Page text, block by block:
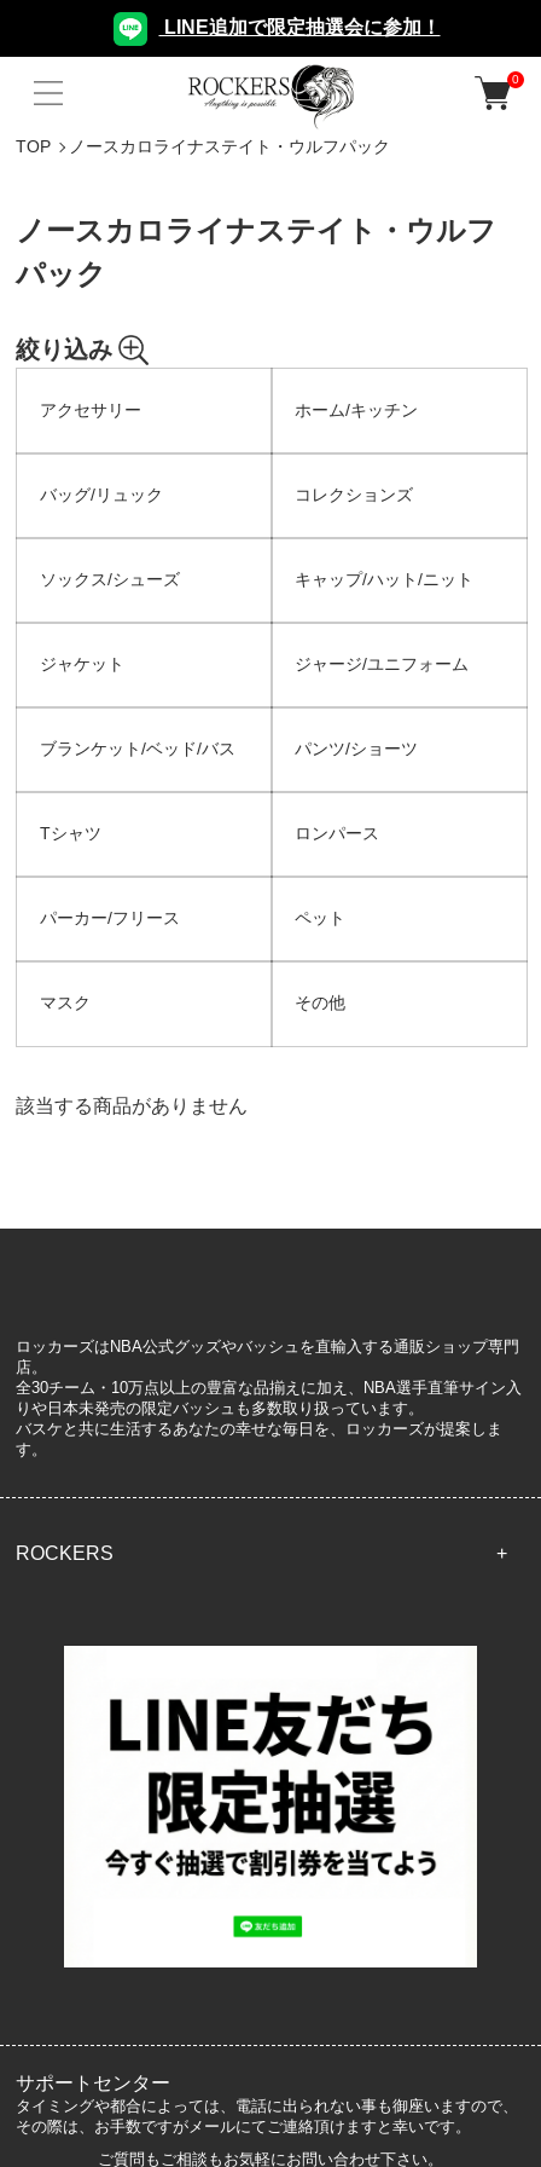
LINE追加で限定抽選会に参加！
0
TOP ノースカロライナステイト・ウルフパック
ノースカロライナステイト・ウルフ
パック
絞り込み
アクセサリー ホーム/キッチン
バッグ/リュック コレクションズ
ソックス/シューズ キャップ/ハット/ニット
ジャケット ジャージ/ユニフォーム
ブランケット/ベッド/バス パンツ/ショーツ
Tシャツ ロンパース
パーカー/フリース ペット
マスク その他
該当する商品がありません
ロッカーズはNBA公式グッズやバッシュを直輸入する通販ショップ専門
店。
全30チーム・10万点以上の豊富な品揃えに加え、NBA選手直筆サイン入
りや日本未発売の限定バッシュも多数取り扱っています。
バスケと共に生活するあなたの幸せな毎日を、ロッカーズが提案しま
す。
ROCKERS
配送・送料について
返品について
お支払い方法について
特定商取引法に基づく表記
プライバシーポリシー
ロッカーズについて
サポートセンター
タイミングや都合によっては、電話に出られない事も御座いますので、
その際は、お手数ですがメールにてご連絡頂けますと幸いです。
ご質問もご相談もお気軽にお問い合わせ下さい。